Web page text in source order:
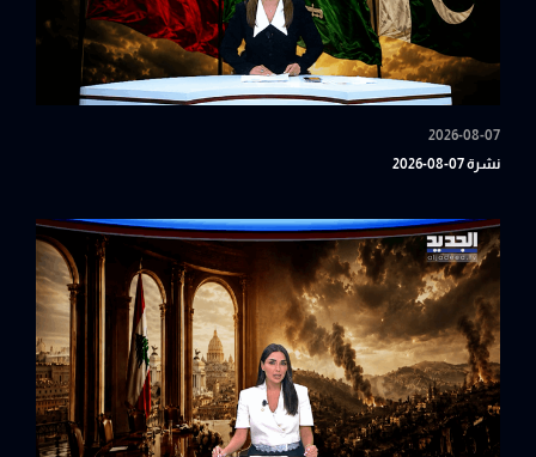
2026-08-07
نشرة 07-08-2026